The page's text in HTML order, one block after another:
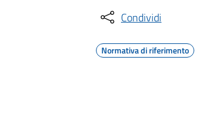
Condividi
Normativa di riferimento